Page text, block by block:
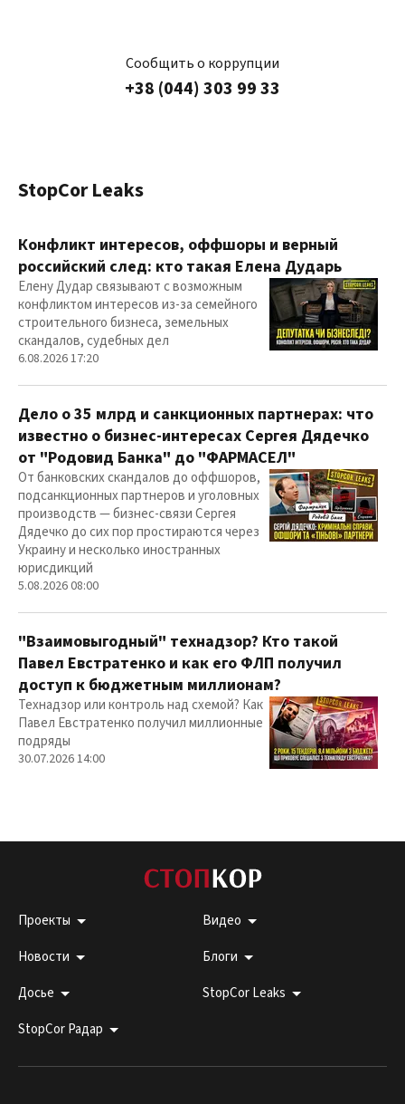
Сообщить о коррупции
+38 (044) 303 99 33
StopCor Leaks
Конфликт интересов, оффшоры и верный
российский след: кто такая Елена Дударь
Елену Дудар связывают с возможным
конфликтом интересов из-за семейного
строительного бизнеса, земельных
скандалов, судебных дел
6.08.2026 17:20
Дело о 35 млрд и санкционных партнерах: что
известно о бизнес-интересах Сергея Дядечко
от "Родовид Банка" до "ФАРМАСЕЛ"
От банковских скандалов до оффшоров,
подсанкционных партнеров и уголовных
производств — бизнес-связи Сергея
Дядечко до сих пор простираются через
Украину и несколько иностранных
юрисдикций
5.08.2026 08:00
"Взаимовыгодный" технадзор? Кто такой
Павел Евстратенко и как его ФЛП получил
доступ к бюджетным миллионам?
Технадзор или контроль над схемой? Как
Павел Евстратенко получил миллионные
подряды
30.07.2026 14:00
Проекты
Видео
Новости
Блоги
Досье
StopCor Leaks
StopCor Радар